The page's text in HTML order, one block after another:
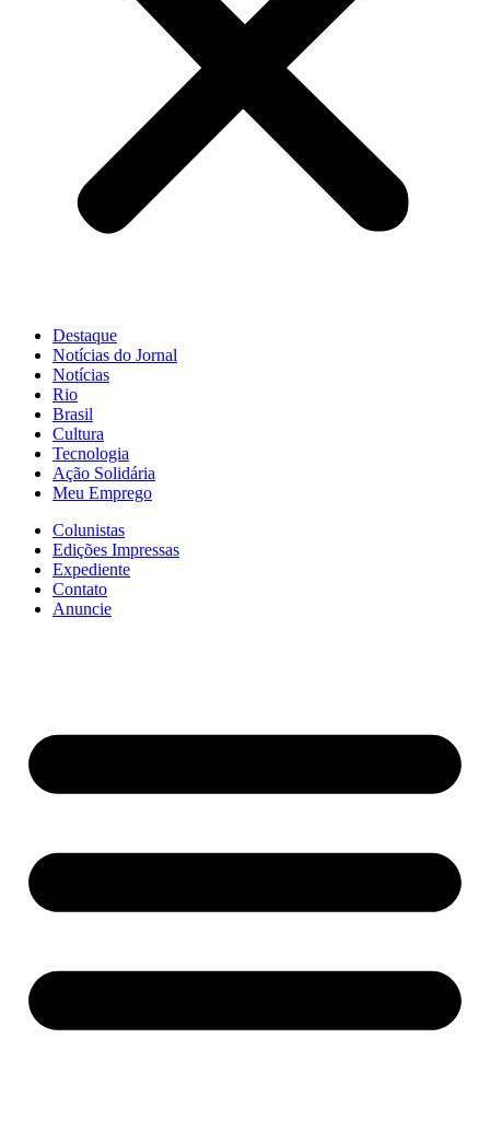
Destaque
Notícias do Jornal
Notícias
Rio
Brasil
Cultura
Tecnologia
Ação Solidária
Meu Emprego
Colunistas
Edições Impressas
Expediente
Contato
Anuncie